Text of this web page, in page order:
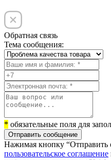
Обратная связь
Тема сообщения:
* обязательные поля для
Отправить сообщение
Нажимая кнопку “Отправить
пользовательское соглашение